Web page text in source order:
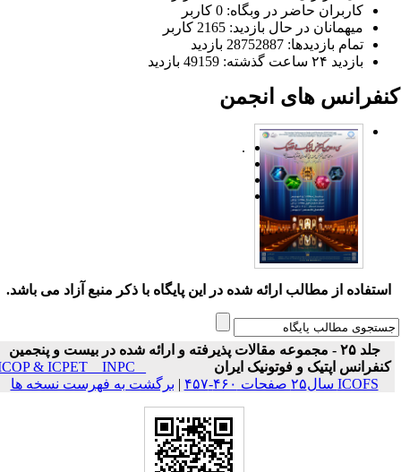
کاربران حاضر در وبگاه: 0 کاربر
میهمانان در حال بازدید: 2165 کاربر
تمام بازدید‌ها: 28752887 بازدید
بازدید ۲۴ ساعت گذشته: 49159 بازدید
های انجمن
.
استفاده از مطالب ارائه شده در این پایگاه با ذکر منبع آزاد می باشد.
جلد ۲۵ - مجموعه مقالات پذیرفته و ارائه شده در بیست و پنجمین
کنفرانس اپتیک و فوتونیک ایران
ICOP & ICPET _ INPC _
ICOFS سال۲۵ صفحات ۴۶۰-۴۵۷
|برگشت به فهرست نسخه ها